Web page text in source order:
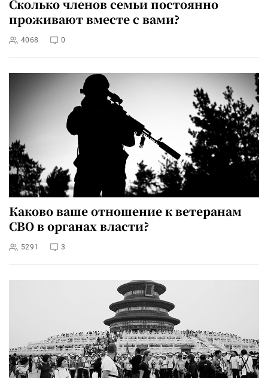
Сколько членов семьи постоянно
проживают вместе с вами?
4068 0
Каково ваше отношение к ветеранам
СВО в органах власти?
5291 3